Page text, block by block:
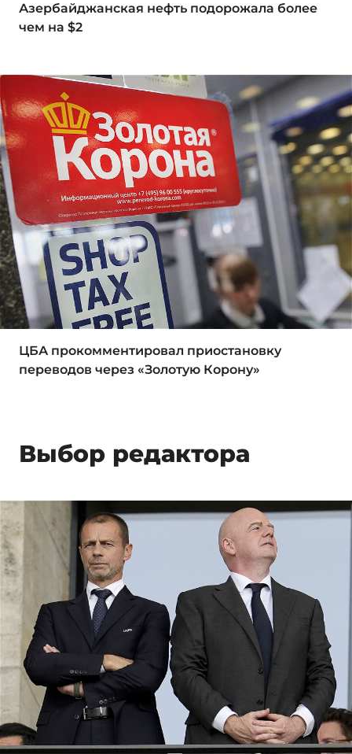
Азербайджанская нефть подорожала более
чем на $2
ЦБА прокомментировал приостановку
переводов через «Золотую Корону»
Выбор редактора